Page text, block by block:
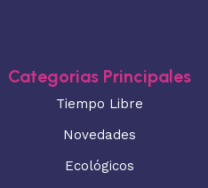
Categorias Principales
Tiempo Libre
Novedades
Ecológicos